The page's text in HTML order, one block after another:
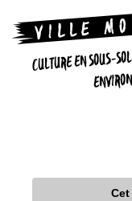
CULTURE EN SOUS-